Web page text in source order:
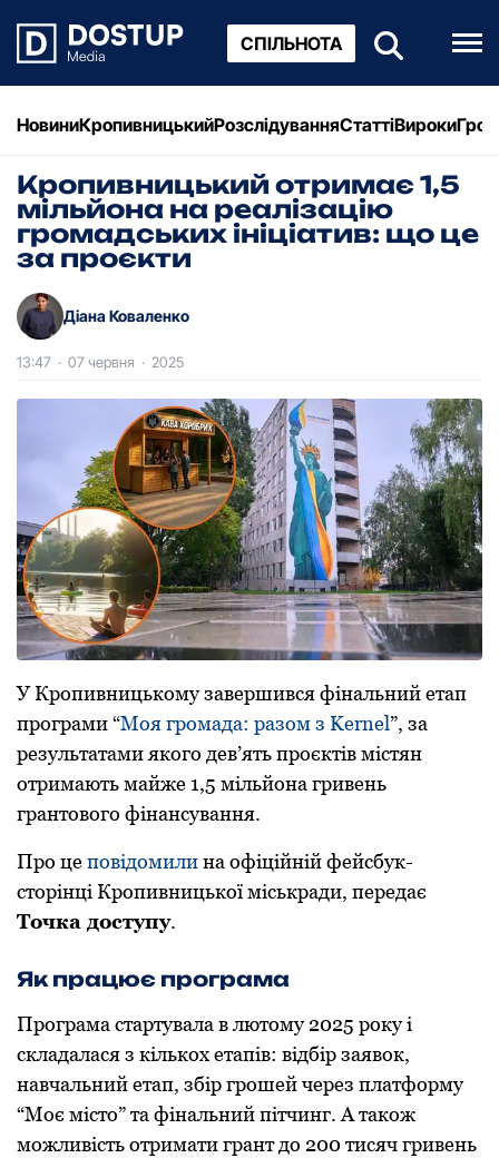
СПІЛЬНОТА
НовиниКропивницькийРозслідуванняСтаттіВироки
Кропивницький отримає 1,5
мільйона на реалізацію
громадських ініціатив: що це
за проєкти
Діана Коваленко
13:47 · 07 червня · 2025
У Кропивницькому завершився фінальний етап
програми “Моя громада: разом з Kernel”, за
результатами якого дев’ять проєктів містян
отримають майже 1,5 мільйона гривень
грантового фінансування.
Про цеповідомилина офіційній фейсбук-
сторінці Кропивницької міськради, передає
Точка доступу.
Як працює програма
Програма стартувала в лютому 2025 року і
складалася з кількох етапів: відбір заявок,
навчальний етап, збір грошей через платформу
“Моє місто” та фінальний пітчинг. А також
можливість отримати грант до 200 тисяч гривень